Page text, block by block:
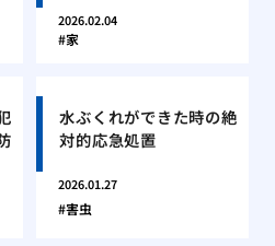
2026.02.04
家
水ぶくれができた時の絶
対的応急処置
2026.01.27
害虫